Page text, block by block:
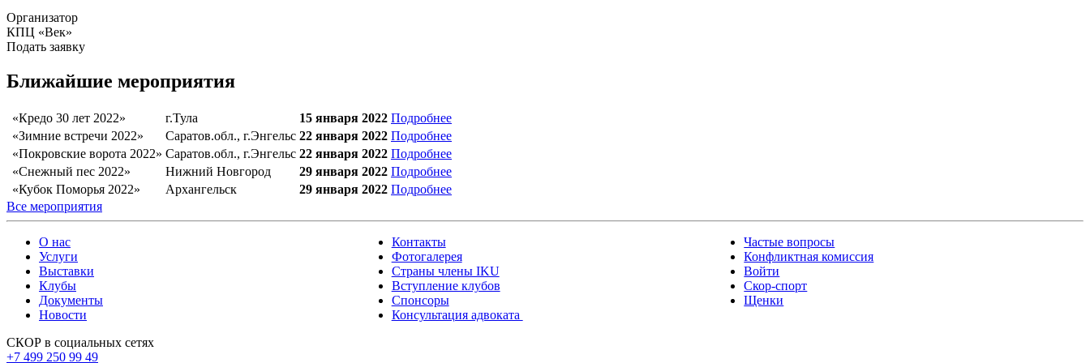
Организатор
КПЦ «Век»
Подать заявку
Ближайшие мероприятия
«Кредо 30 лет 2022» г.Тула 15 января 2022 Подробнее
«Зимние встречи 2022»
Саратов.обл., г.Энгельс 22 января 2022 Подробнее
«Покровские ворота 2022» Саратов.обл., г.Энгельс 22 января 2022 Подробнее
«Снежный пес 2022»
Нижний Новгород 29 января 2022 Подробнее
«Кубок Поморья 2022»
Архангельск 29 января 2022 Подробнее
Все мероприятия
О нас
Услуги
Выставки
Клубы
Документы
Новости
Контакты
Фотогалерея
Страны члены IKU
Вступление клубов​
Спонсоры
Консультация адвоката ​
Частые вопросы
Конфликтная комиссия
Войти
Скор-спорт
Щенки
СКОР в социальных сетях
+7 499 250 99 49